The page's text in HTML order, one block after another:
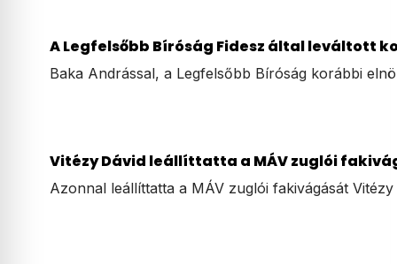
A Legfelsőbb Bíróság Fidesz által leváltott
Baka Andrással, a Legfelsőbb Bíróság korábbi
Vitézy Dávid leállíttatta a MÁV zuglói
Azonnal leállíttatta a MÁV zuglói fakivágását